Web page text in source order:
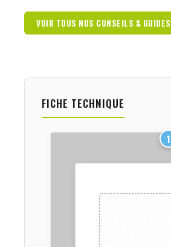
VOIR TOUS NOS CONSEILS & GUIDES
FICHE TECHNIQUE
1